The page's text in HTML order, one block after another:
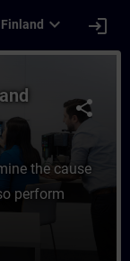
Finland expand_more login
share
the cause
perform